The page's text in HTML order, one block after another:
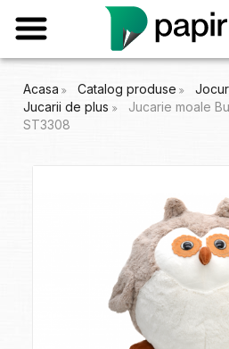
Acasa Catalog produse
Jucarii de plus
Jucarie moale
ST3308